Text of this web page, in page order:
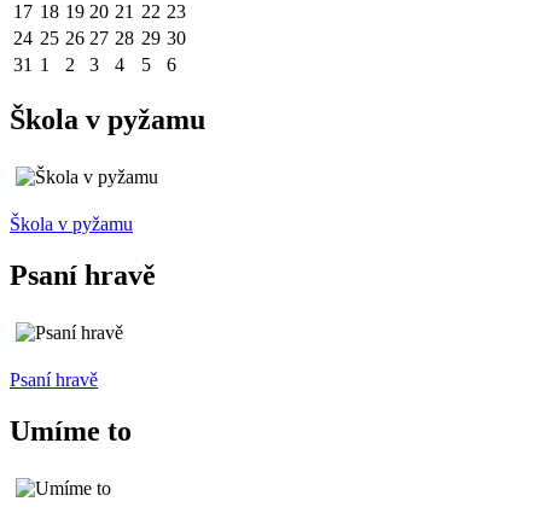
17 18 19 20 21 22 23
24 25 26 27 28 29 30
31 1 2 3 4 5 6
Škola v pyžamu
Škola v pyžamu
Psaní hravě
Psaní hravě
Umíme to